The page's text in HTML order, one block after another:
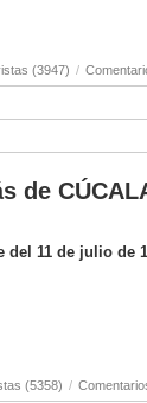
(3947) /
de
del 11 de julio de
(5358) /